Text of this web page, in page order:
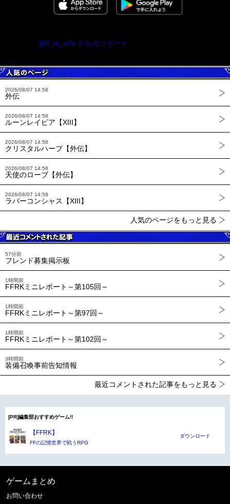
@ff_rk_info からのツイート
2026/08/07 14:58
外伝
2026/08/07 14:58
ルーンレイピア【XIII】
2026/08/07 14:58
クリスタルハープ【外伝】
2026/08/07 14:58
天使のローブ【外伝】
2026/08/07 14:58
ラバーコンシャス【XIII】
人気のページをもっと見る
57分前
フレンド募集掲示板
1時間前
FFRKミニレポート～第105回～
1時間前
FFRKミニレポート～第97回～
1時間前
FFRKミニレポート～第102回～
3時間前
装備召喚事前告知情報
最近コメントされた記事をもっと見る
[PR]編集部おすすめゲーム!!
【FFRK】
FFの記憶世界で戦うRPG
ダウンロード
ゲームまとめ
お問い合わせ